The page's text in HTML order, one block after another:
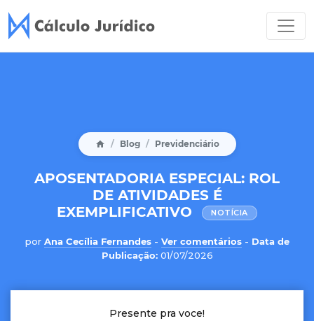
Blog Previdenciário
APOSENTADORIA ESPECIAL: ROL
DE ATIVIDADES É
EXEMPLIFICATIVO
NOTÍCIA
por Ana Cecília Fernandes- Ver comentários - Data de
Publicação: 01/07/2026
Presente pra voce!